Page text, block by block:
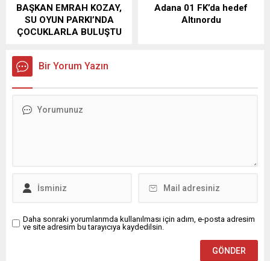
BAŞKAN EMRAH KOZAY,
SU OYUN PARKI’NDA
ÇOCUKLARLA BULUŞTU
Adana 01 FK’da hedef
Altınordu
Bir Yorum Yazın
Daha sonraki yorumlarımda kullanılması için adım, e-posta adresim
ve site adresim bu tarayıcıya kaydedilsin.